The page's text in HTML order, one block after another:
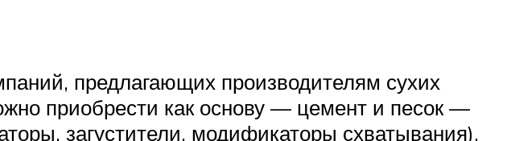
предлагающих производителям сухих
приобрести как основу — цемент и песок —
загустители, модификаторы схватывания).